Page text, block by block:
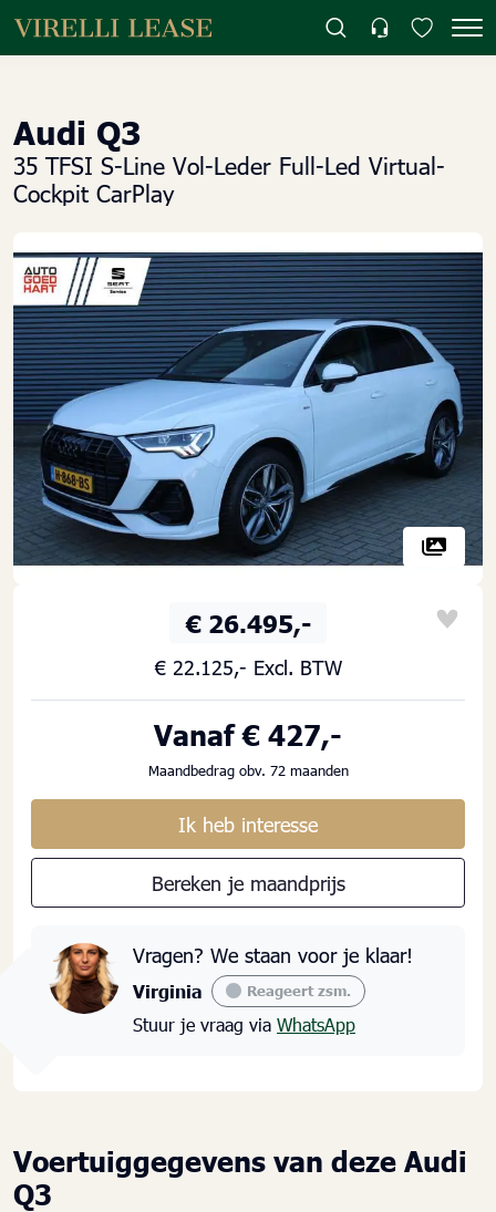
Audi Q3
35 TFSI S-Line Vol-Leder Full-Led Virtual-
Cockpit CarPlay
€ 26.495,-
€ 22.125,- Excl. BTW
Vanaf € 427,-
Maandbedrag obv. 72 maanden
Ik heb interesse
Bereken je maandprijs
Vragen? We staan voor je klaar!
Virginia Reageert zsm.
Stuur je vraag via WhatsApp
Voertuiggegevens van deze Audi
Q3